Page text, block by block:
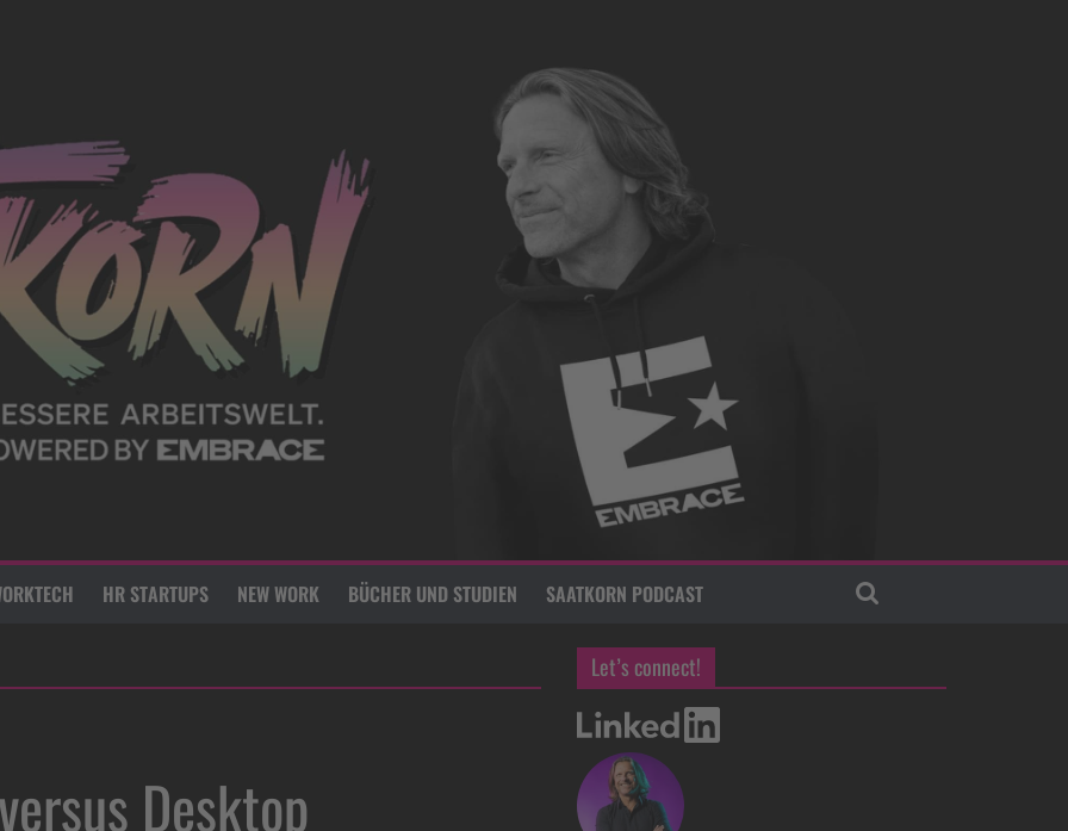
HR STARTUPS NEW WORK BÜCHER UND STUDIEN SAATKORN PODCAST
Desktop
Let’s connect!